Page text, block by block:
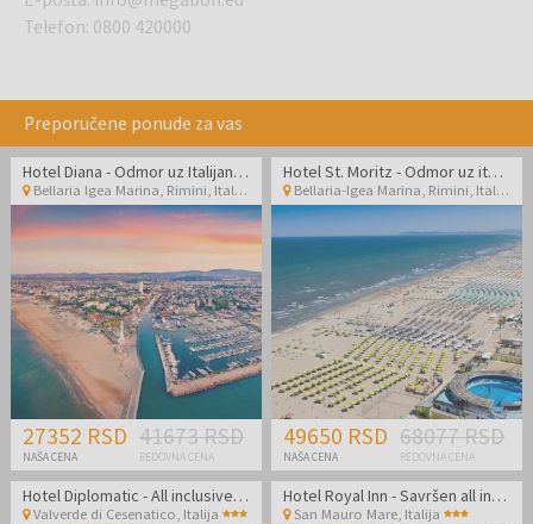
Telefon: 0800 420000
Preporučene ponude za vas
Hotel Diana - Odmor uz Italijansku obalu
Bellaria Igea Marina, Rimini Italija
27352 RSD
NAŠA CENA
41673 RSD
REDOVNA CENA
Hotel St. Moritz - Odmor uz italijansku obalu
Bellaria-Igea Marina, Rimini Italija
49650 RSD
NAŠA CENA
68077 RSD
REDOVNA CENA
Hotel Diplomatic - All inclusive kraj leta u Cesenaticu
Valverde di Cesenatico Italija
Hotel Royal Inn - Savršen all inclusive light kraj leta odmah pored plaže
San Mauro Mare Italija